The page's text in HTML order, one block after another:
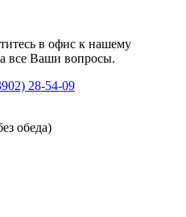
в офис к нашему
все Ваши вопросы.
28-54-09
обеда)